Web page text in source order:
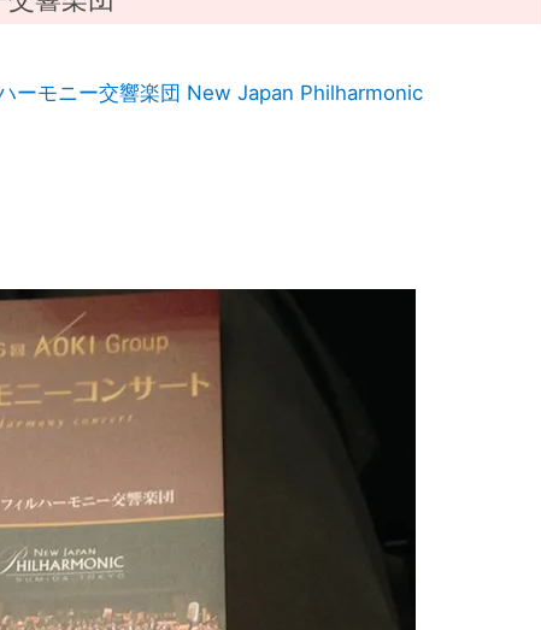
ーモニー交響楽団 New Japan Philharmonic